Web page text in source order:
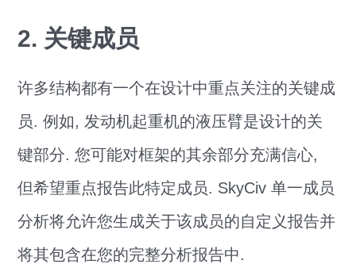
2. 关键成员
许多结构都有一个在设计中重点关注的关键成
员. 例如, 发动机起重机的液压臂是设计的关
键部分. 您可能对框架的其余部分充满信心,
但希望重点报告此特定成员. SkyCiv 单一成员
分析将允许您生成关于该成员的自定义报告并
将其包含在您的完整分析报告中.